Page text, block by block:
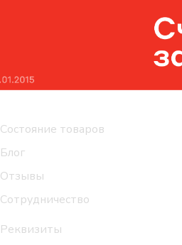
Состояние товаров
Блог
Отзывы
Сотрудничество
Реквизиты